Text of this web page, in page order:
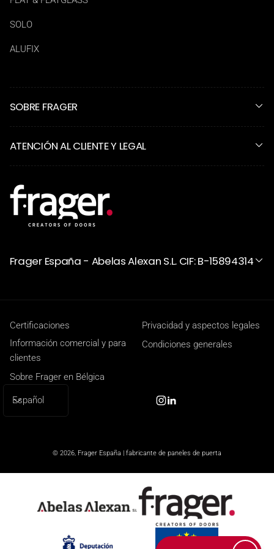
SOLO
ALUFIX
SOBRE FRAGER
ATENCIÓN AL CLIENTE Y LEGAL
Frager España - Abelas Alexan S.L. CIF: B-15894314
Certificaciones
Privacidad y aspectos legales
Información comercial y para
clientes
Condiciones generales
Sobre Frager en Bélgica
d
Español
Instagram
Linkedin
© 2026, Frager España | fabricante de paneles de puerta